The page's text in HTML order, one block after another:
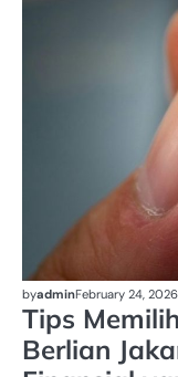
byadminFebruary 24, 2026
Tips
Berlian